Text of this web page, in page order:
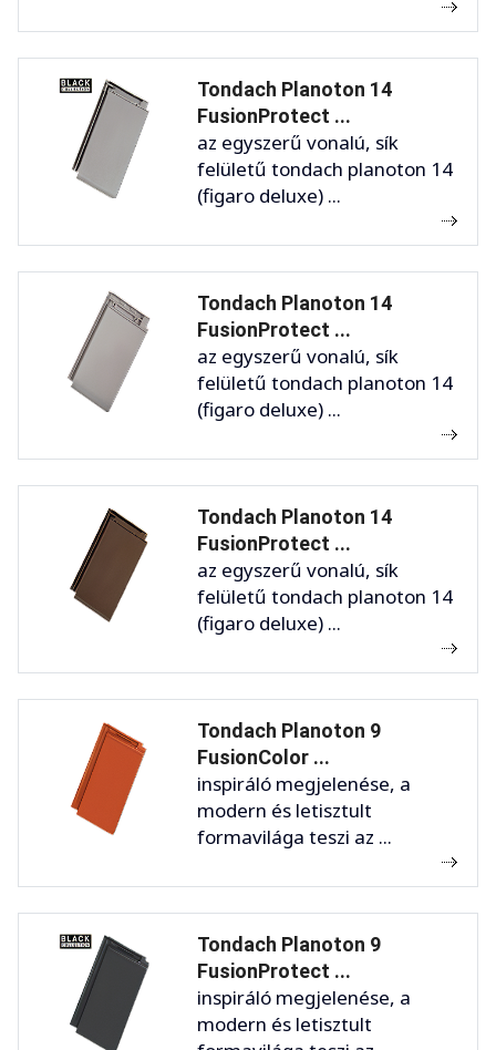
Tondach Planoton 14
FusionProtect ...
az egyszerű vonalú, sík
felületű tondach planoton 14
(figaro deluxe) ...
Tondach Planoton 14
FusionProtect ...
az egyszerű vonalú, sík
felületű tondach planoton 14
(figaro deluxe) ...
Tondach Planoton 14
FusionProtect ...
az egyszerű vonalú, sík
felületű tondach planoton 14
(figaro deluxe) ...
Tondach Planoton 9
FusionColor ...
inspiráló megjelenése, a
modern és letisztult
formavilága teszi az ...
Tondach Planoton 9
FusionProtect ...
inspiráló megjelenése, a
modern és letisztult